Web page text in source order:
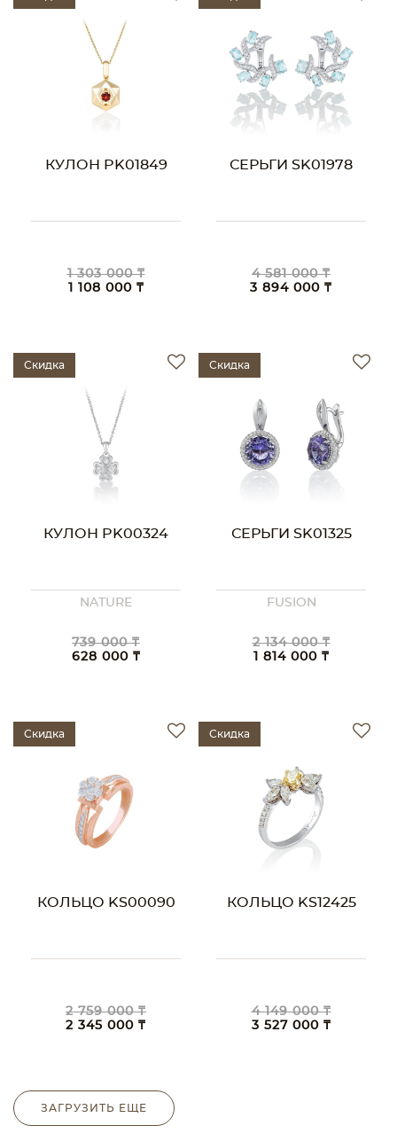
КУЛОН PK01849
1 303 000 ₸
1 108 000 ₸
СЕРЬГИ SK01978
4 581 000 ₸
3 894 000 ₸
Скидка
КУЛОН PK00324
NATURE
739 000 ₸
628 000 ₸
Скидка
СЕРЬГИ SK01325
FUSION
2 134 000 ₸
1 814 000 ₸
Скидка
КОЛЬЦО KS00090
2 759 000 ₸
2 345 000 ₸
Скидка
КОЛЬЦО KS12425
4 149 000 ₸
3 527 000 ₸
ЗАГРУЗИТЬ ЕЩЕ